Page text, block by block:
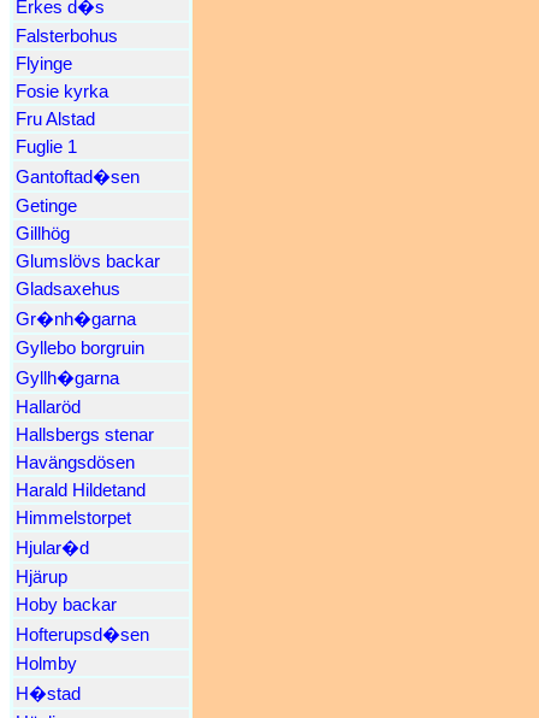
Erkes d�s
Falsterbohus
Flyinge
Fosie kyrka
Fru Alstad
Fuglie 1
Gantoftad�sen
Getinge
Gillhög
Glumslövs backar
Gladsaxehus
Gr�nh�garna
Gyllebo borgruin
Gyllh�garna
Hallaröd
Hallsbergs stenar
Havängsdösen
Harald Hildetand
Himmelstorpet
Hjular�d
Hjärup
Hoby backar
Hofterupsd�sen
Holmby
H�stad